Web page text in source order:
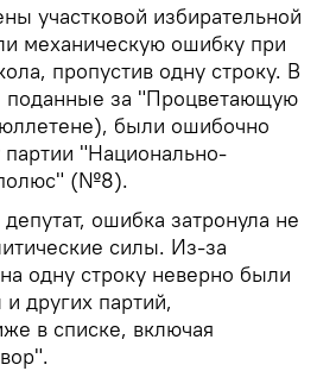
участковой избирательной
механическую ошибку при
пропустив одну строку. В
поданные за "Процветающую
были ошибочно
"Национально-
(№8).
ошибка затронула не
силы. Из-за
одну строку неверно были
других партий,
в списке, включая